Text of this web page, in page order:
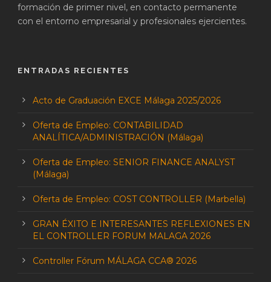
formación de primer nivel, en contacto permanente
con el entorno empresarial y profesionales ejercientes.
ENTRADAS RECIENTES
Acto de Graduación EXCE Málaga 2025/2026
Oferta de Empleo: CONTABILIDAD
ANALÍTICA/ADMINISTRACIÓN (Málaga)
Oferta de Empleo: SENIOR FINANCE ANALYST
(Málaga)
Oferta de Empleo: COST CONTROLLER (Marbella)
GRAN ÉXITO E INTERESANTES REFLEXIONES EN
EL CONTROLLER FORUM MALAGA 2026
Controller Fórum MÁLAGA CCA® 2026